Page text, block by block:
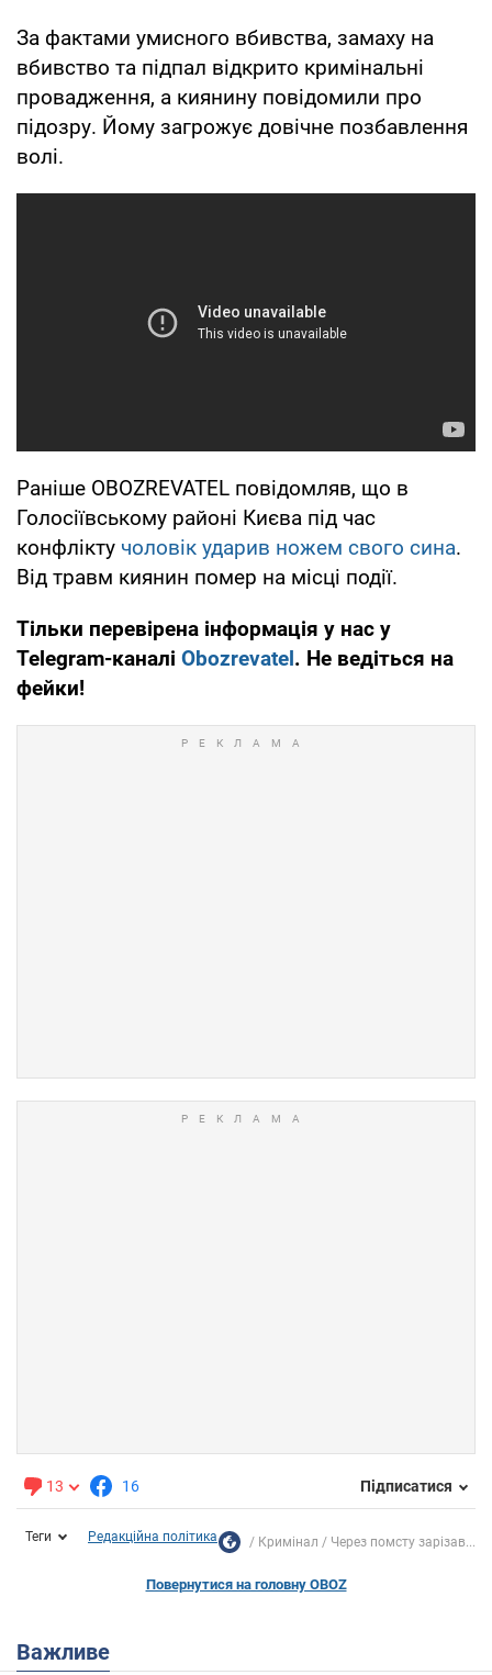
За фактами умисного вбивства, замаху на
вбивство та підпал відкрито кримінальні
провадження, а киянину повідомили про
підозру. Йому загрожує довічне позбавлення
волі.
Раніше OBOZREVATEL повідомляв, що в
Голосіївському районі Києва під час
конфлікту чоловік ударив ножем свого сина.
Від травм киянин помер на місці події.
Тільки перевірена інформація у нас у
Telegram-каналі Obozrevatel. Не ведіться на
фейки!
13 16 Підписатися
Теги Редакційна політика Кримінал Через помсту зарізав...
Повернутися на головну OBOZ
Важливе